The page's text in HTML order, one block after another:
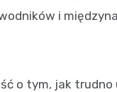
i
o tym, jak